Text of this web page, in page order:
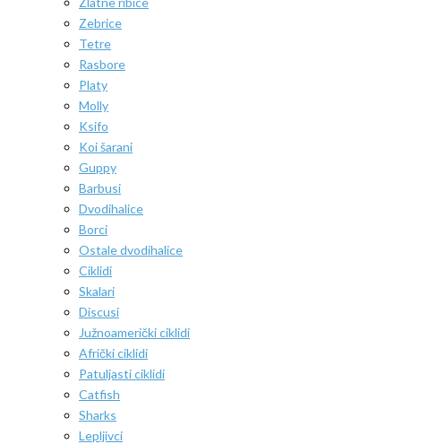
Zebrice
Tetre
Rasbore
Platy
Molly
Ksifo
Koi šarani
Guppy
Barbusi
Dvodihalice
Borci
Ostale dvodihalice
Ciklidi
Skalari
Discusi
Južnoamerički ciklidi
Afrički ciklidi
Patuljasti ciklidi
Catfish
Sharks
Lepljivci